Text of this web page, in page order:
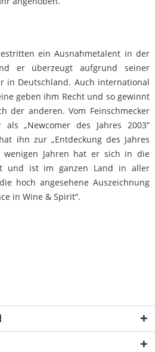
ein Ausnahmetalent in der
er überzeugt aufgrund seiner
in Deutschland. Auch international
geben ihm Recht und so gewinnt
der anderen. Vom Feinschmecker
„Newcomer des Jahres 2003“
ihn zur „Entdeckung des Jahres
wenigen Jahren hat er sich in die
und ist im ganzen Land in aller
hoch angesehene Auszeichnung
in Wine & Spirit“.